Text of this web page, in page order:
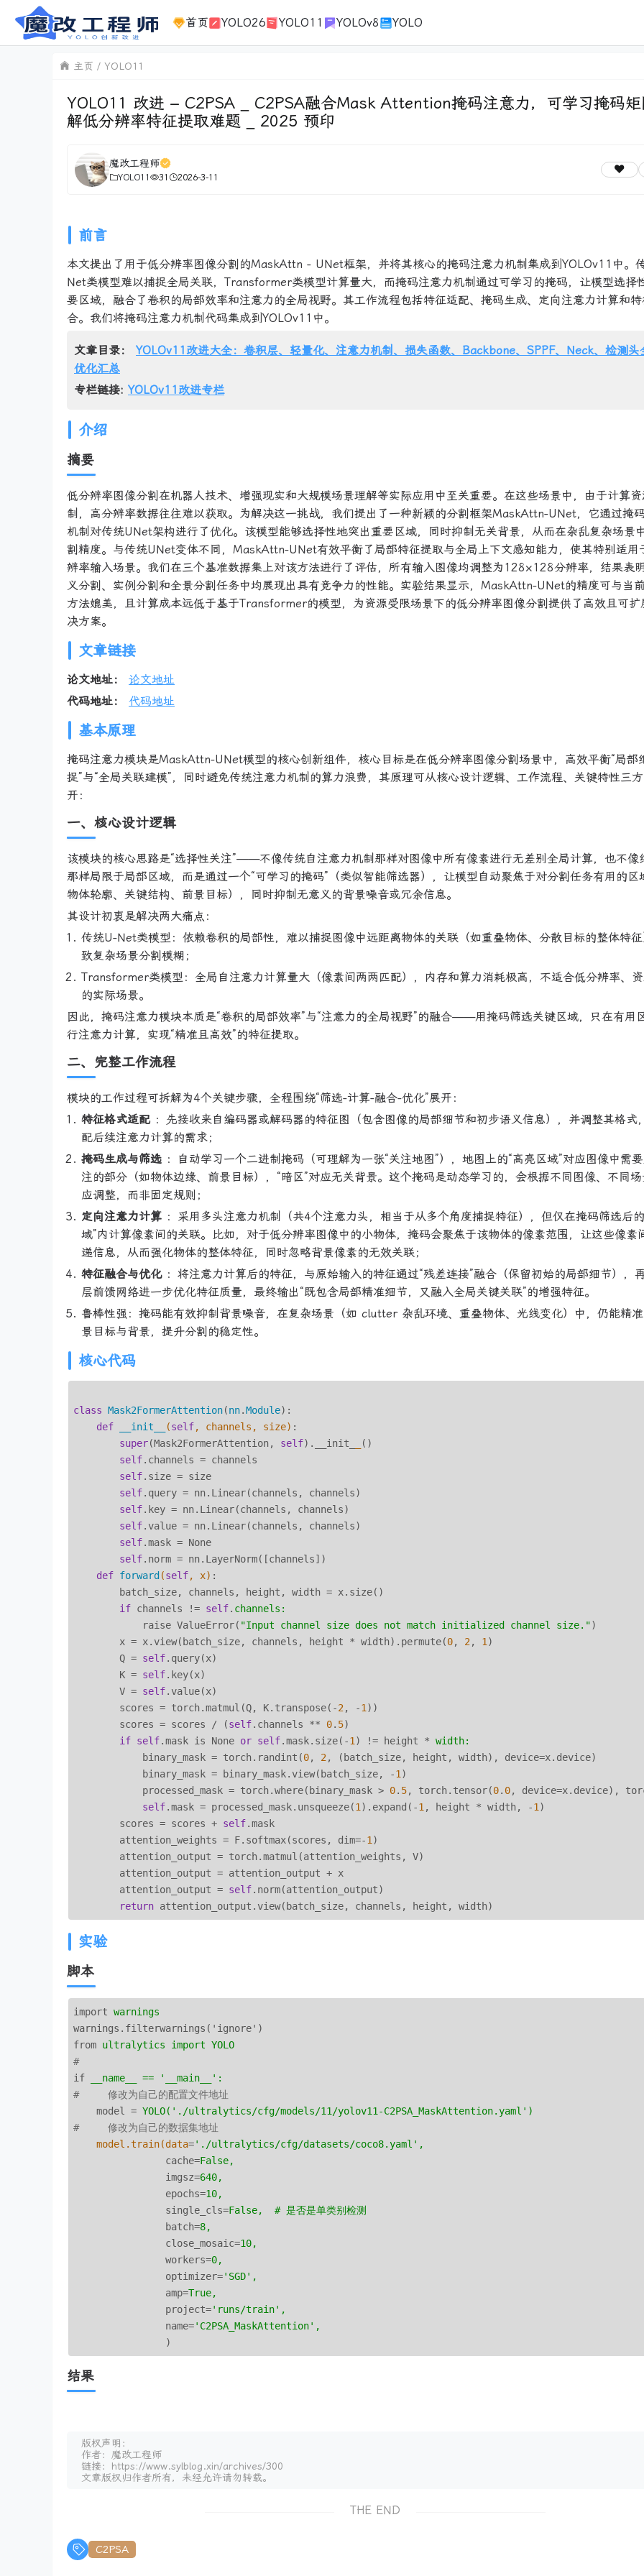
首页 YOLO26 YOLO11 YOLOv8 YOLO
主页 YOLO11
YOLO11 改进 – C2PSA _ C2PSA融合Mask Attention掩码注意力，可学习掩码
解低分辨率特征提取难题 _ 2025 预印
魔改工程师
YOLO11 31 2026-3-11
前言
本文提出了用于低分辨率图像分割的MaskAttn - UNet框架，并将其核心的掩码注意力机制集成到YOLOv11中。
Net类模型难以捕捉全局关联，Transformer类模型计算量大，而掩码注意力机制通过可学习的掩码，让模型选择
要区域，融合了卷积的局部效率和注意力的全局视野。其工作流程包括特征适配、掩码生成、定向注意力计算和
合。我们将掩码注意力机制代码集成到YOLOv11中。
文章目录： YOLOv11改进大全：卷积层、轻量化、注意力机制、损失函数、Backbone、SPPF、Neck、检测头
优化汇总
专栏链接: YOLOv11改进专栏
介绍
摘要
低分辨率图像分割在机器人技术、增强现实和大规模场景理解等实际应用中至关重要。在这些场景中，由于计算
制，高分辨率数据往往难以获取。为解决这一挑战，我们提出了一种新颖的分割框架MaskAttn-UNet，它通过掩
机制对传统UNet架构进行了优化。该模型能够选择性地突出重要区域，同时抑制无关背景，从而在杂乱复杂场景
割精度。与传统UNet变体不同，MaskAttn-UNet有效平衡了局部特征提取与全局上下文感知能力，使其特别适用
辨率输入场景。我们在三个基准数据集上对该方法进行了评估，所有输入图像均调整为128×128分辨率，结果表
义分割、实例分割和全景分割任务中均展现出具有竞争力的性能。实验结果显示，MaskAttn-UNet的精度可与当
方法媲美，且计算成本远低于基于Transformer的模型，为资源受限场景下的低分辨率图像分割提供了高效且可扩
决方案。
文章链接
论文地址：
论文地址
代码地址：
代码地址
基本原理
掩码注意力模块是MaskAttn-UNet模型的核心创新组件，核心目标是在低分辨率图像分割场景中，高效平衡“局部
捉”与“全局关联建模”，同时避免传统注意力机制的算力浪费，其原理可从核心设计逻辑、工作流程、关键特性三
开：
一、核心设计逻辑
该模块的核心思路是“选择性关注”——不像传统自注意力机制那样对图像中所有像素进行无差别全局计算，也不像
那样局限于局部区域，而是通过一个“可学习的掩码”（类似智能筛选器），让模型自动聚焦于对分割任务有用的区
物体轮廓、关键结构、前景目标），同时抑制无意义的背景噪音或冗余信息。
其设计初衷是解决两大痛点：
传统U-Net类模型：依赖卷积的局部性，难以捕捉图像中远距离物体的关联（如重叠物体、分散目标的整体特
致复杂场景分割模糊；
Transformer类模型：全局自注意力计算量大（像素间两两匹配），内存和算力消耗极高，不适合低分辨率、
的实际场景。
因此，掩码注意力模块本质是“卷积的局部效率”与“注意力的全局视野”的融合——用掩码筛选关键区域，只在有用
行注意力计算，实现“精准且高效”的特征提取。
二、完整工作流程
模块的工作过程可拆解为4个关键步骤，全程围绕“筛选-计算-融合-优化”展开：
特征格式适配：先接收来自编码器或解码器的特征图（包含图像的局部细节和初步语义信息），并调整其格式
配后续注意力计算的需求；
掩码生成与筛选 ：自动学习一个二进制掩码（可理解为一张“关注地图”），地图上的“高亮区域”对应图像中需
注的部分（如物体边缘、前景目标），“暗区”对应无关背景。这个掩码是动态学习的，会根据不同图像、不同
应调整，而非固定规则；
定向注意力计算 ：采用多头注意力机制（共4个注意力头，相当于从多个角度捕捉特征），但仅在掩码筛选后
域”内计算像素间的关联。比如，对于低分辨率图像中的小物体，掩码会聚焦于该物体的像素范围，让这些像素
递信息，从而强化物体的整体特征，同时忽略背景像素的无效关联；
特征融合与优化：将注意力计算后的特征，与原始输入的特征通过“残差连接”融合（保留初始的局部细节），
层前馈网络进一步优化特征质量，最终输出“既包含局部精准细节，又融入全局关键关联”的增强特征。
鲁棒性强：掩码能有效抑制背景噪音，在复杂场景（如 clutter 杂乱环境、重叠物体、光线变化）中，仍能精
景目标与背景，提升分割的稳定性。
核心代码
class Mask2FormerAttention(nn.Module):
def
__init__ (self, channels, size) :
super(Mask2FormerAttention, self).__init_
()
self.channels = channels
self.size = size
self.query = nn.Linear(channels, channels)
self.key = nn.Linear(channels, channels)
self.value = nn.Linear(channels, channels)
self.mask = None
self.norm = nn.LayerNorm([channels])
def forward (self, x) :
        batch_size, channels, height, width = x.size()
if channels != self. channels:
            raise ValueError(
"Input channel size does not match initialized channel size.")
        x = x.view(batch_size, channels, height * width).permute(
0, 2 , 1 )
        Q =
self.query(x)
        K =
self.key(x)
        V =
self.value(x)
        scores = torch.matmul(Q, K.transpose(-
2 , -1 ))
        scores = scores / (
self.channels ** 0. 5)
if self.mask is None or self.mask.size(-1 ) != height * width:
            binary_mask = torch.randint(
0, 2 , (batch_size, height, width), device=x.device)
            binary_mask = binary_mask.view(batch_size, -
1 )
            processed_mask = torch.where(binary_mask >
0. 5, torch.tensor(0. 0, device=x.device),
self.mask = processed_mask.unsqueeze(1 ).expand(-1 , height * width, -1 )
        scores = scores +
self.mask
        attention_weights = F.softmax(scores, dim=-
1 )
        attention_output = torch.matmul(attention_weights, V)
        attention_output = attention_output + x
        attention_output =
self.norm(attention_output)
return
实验
脚本
import warnings
warnings.filterwarnings('ignore')
from ultralytics import YOLO
#
if
__name__ == '__main__':
#     修改为自己的配置文件地址
model
= YOLO('./ultralytics/cfg/models/11/yolov11-C2PSA_MaskAttention.yaml')
#     修改为自己的数据集地址
model.train(data='./ultralytics/cfg/datasets/coco8.yaml',
cache=False,
imgsz=640,
epochs=10,
single_cls=False,  # 是否是单类别检测
batch=8,
close_mosaic=10,
workers=0,
optimizer='SGD',
amp=True,
project='runs/train',
name='C2PSA_MaskAttention',
)
结果
版权声明：
作者：魔改工程师
链接：https://www.sylblog.xin/archives/300
文章版权归作者所有，未经允许请勿转载。
THE END
C2PSA